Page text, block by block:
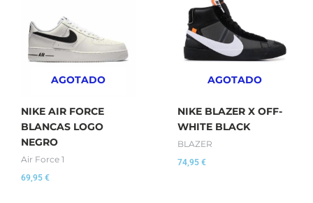
AGOTADO
NIKE AIR FORCE
BLANCAS LOGO
NEGRO
Air Force 1
69,95 €
AGOTADO
NIKE BLAZER X OFF-
WHITE BLACK
BLAZER
74,95 €